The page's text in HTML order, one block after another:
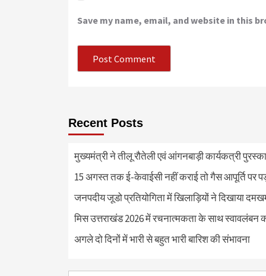
Save my name, email, and website in this
Recent Posts
मुख्यमंत्री ने तीलू रौतेली एवं आंगनबाड़ी कार्यकत्री
15 अगस्त तक ई-केवाईसी नहीं कराई तो गैस आपूर्ति पर
जनपदीय जूडो प्रतियोगिता में खिलाड़ियों ने दिखाया
मिस उत्तराखंड 2026 में रचनात्मकता के साथ स्वावलंबन
अगले दो दिनों में भारी से बहुत भारी बारिश की संभावना